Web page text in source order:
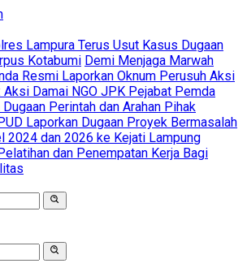
Lampura Terus Usut Kasus Dugaan
Kotabumi Demi Menjaga Marwah
Resmi Laporkan Oknum Perusuh Aksi
Aksi Damai NGO JPK Pejabat Pemda
Dugaan Perintah dan Arahan Pihak
Laporkan Dugaan Proyek Bermasalah
2024 dan 2026 ke Kejati Lampung
dan Penempatan Kerja Bagi